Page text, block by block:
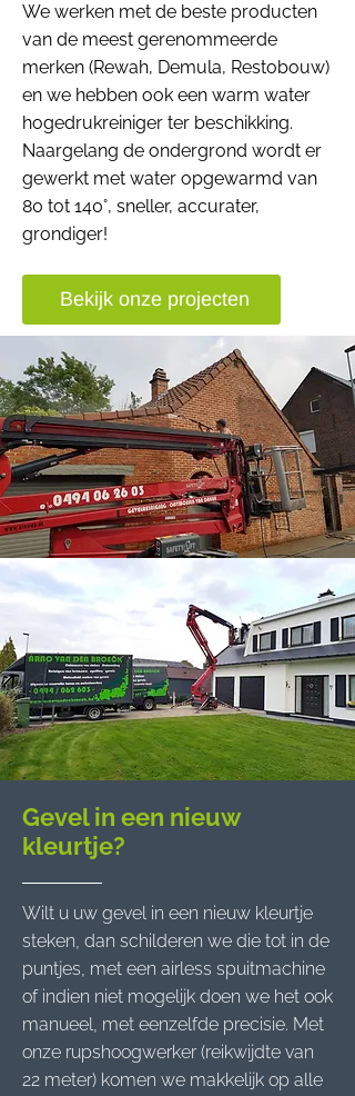
We werken met de beste producten
van de meest gerenommeerde
merken (Rewah, Demula, Restobouw)
en we hebben ook een warm water
hogedrukreiniger ter beschikking.
Naargelang de ondergrond wordt er
gewerkt met water opgewarmd van
80 tot 140°, sneller, accurater,
grondiger!
Bekijk onze projecten
Gevel in een nieuw
kleurtje?
Wilt u uw gevel in een nieuw kleurtje
steken, dan schilderen we die tot in de
puntjes, met een airless spuitmachine
of indien niet mogelijk doen we het ook
manueel, met eenzelfde precisie. Met
onze rupshoogwerker (reikwijdte van
22 meter) komen we makkelijk op alle